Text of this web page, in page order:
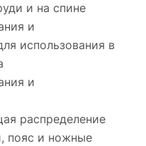
и на спине
и
использования в
и
распределение
пояс и ножные